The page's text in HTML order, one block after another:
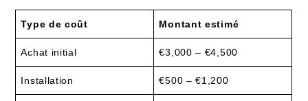
Type de coût Montant estimé
Achat initial €3,000 – €4,500
Installation €500 – €1,200